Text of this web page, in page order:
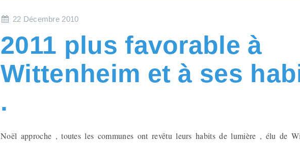
22 Décembre 2010
2011 plus favorable à
Wittenheim et à ses
.
Noël approche , toutes les communes ont revêtu leurs habits de lumière , élu de